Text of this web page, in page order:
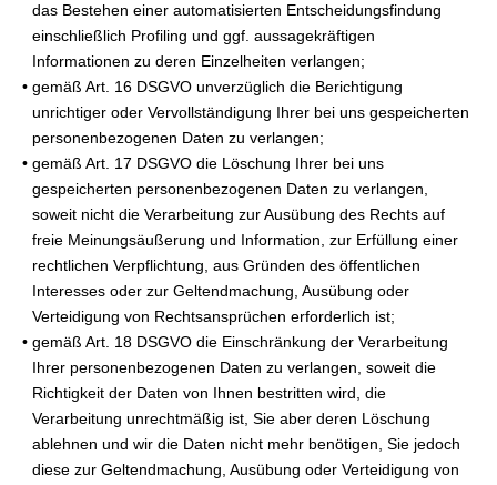
das Bestehen einer automatisierten Entscheidungsfindung
einschließlich Profiling und ggf. aussagekräftigen
Informationen zu deren Einzelheiten verlangen;
• gemäß Art. 16 DSGVO unverzüglich die Berichtigung
unrichtiger oder Vervollständigung Ihrer bei uns gespeicherten
personenbezogenen Daten zu verlangen;
• gemäß Art. 17 DSGVO die Löschung Ihrer bei uns
gespeicherten personenbezogenen Daten zu verlangen,
soweit nicht die Verarbeitung zur Ausübung des Rechts auf
freie Meinungsäußerung und Information, zur Erfüllung einer
rechtlichen Verpflichtung, aus Gründen des öffentlichen
Interesses oder zur Geltendmachung, Ausübung oder
Verteidigung von Rechtsansprüchen erforderlich ist;
• gemäß Art. 18 DSGVO die Einschränkung der Verarbeitung
Ihrer personenbezogenen Daten zu verlangen, soweit die
Richtigkeit der Daten von Ihnen bestritten wird, die
Verarbeitung unrechtmäßig ist, Sie aber deren Löschung
ablehnen und wir die Daten nicht mehr benötigen, Sie jedoch
diese zur Geltendmachung, Ausübung oder Verteidigung von